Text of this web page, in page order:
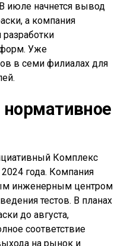
июле начнется вывод
а компания
Уже
в семи филиалах для
Комплекс
года. Компания
инженерным центром
тестов. В планах
до августа,
соответствие
на рынок и